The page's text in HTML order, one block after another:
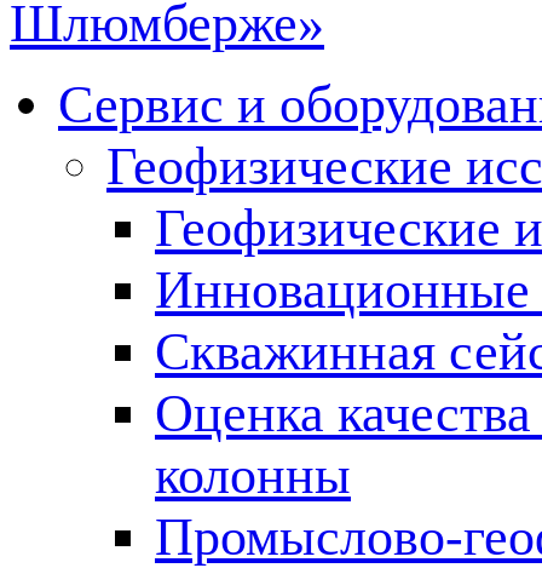
Сервис и
Геофизические
Геофизические
Инновационные
Скважинная
Оценка
колонны
Промыслово-